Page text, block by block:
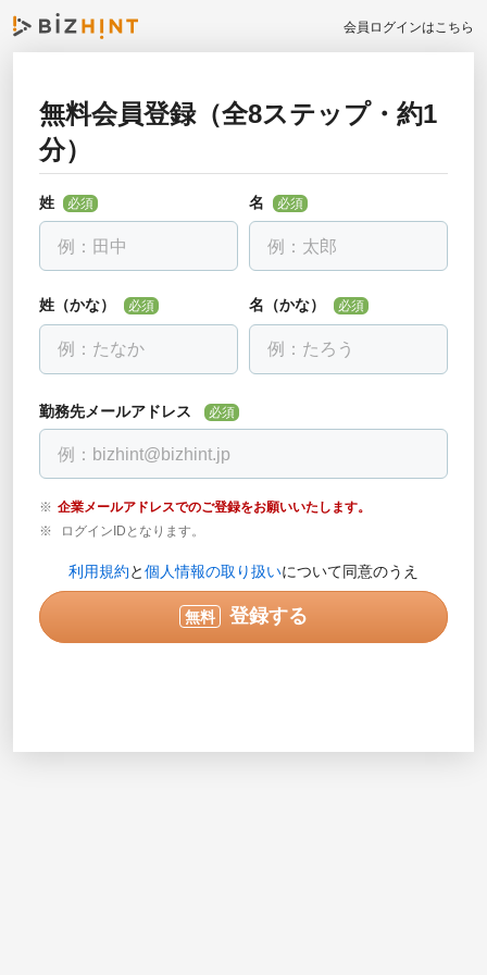
会員ログインはこちら
無料会員登録（全8ステップ・約1
分）
姓 必須 名 必須
姓（かな） 必須 名（かな） 必須
勤務先メールアドレス 必須
企業メールアドレスでのご登録をお願いいたします。
ログインIDとなります。
利用規約と個人情報の取り扱いについて同意のうえ
無料 登録する
お勤め先について教えて下さい
全ての項目を入力して下さい
勤務先名
必須
会社名を入力し、下に出る候補を選んでください。見つからない場合
部署・役職正式名称 必須
的の電話ではありません。
い。入力例で示されている番号は使用できません。
戻る